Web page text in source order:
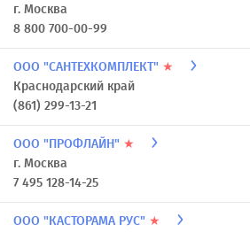
г. Москва
8 800 700-00-99
ООО "САНТЕХКОМПЛЕКТ" ★
Краснодарский край
(861) 299-13-21
ООО "ПРОФЛАЙН" ★
г. Москва
7 495 128-14-25
ООО "КАСТОРАМА РУС" ★